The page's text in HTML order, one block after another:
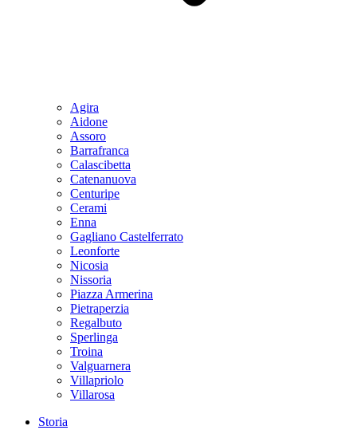
Agira
Aidone
Assoro
Barrafranca
Calascibetta
Catenanuova
Centuripe
Cerami
Enna
Gagliano Castelferrato
Leonforte
Nicosia
Nissoria
Piazza Armerina
Pietraperzia
Regalbuto
Sperlinga
Troina
Valguarnera
Villapriolo
Villarosa
Storia